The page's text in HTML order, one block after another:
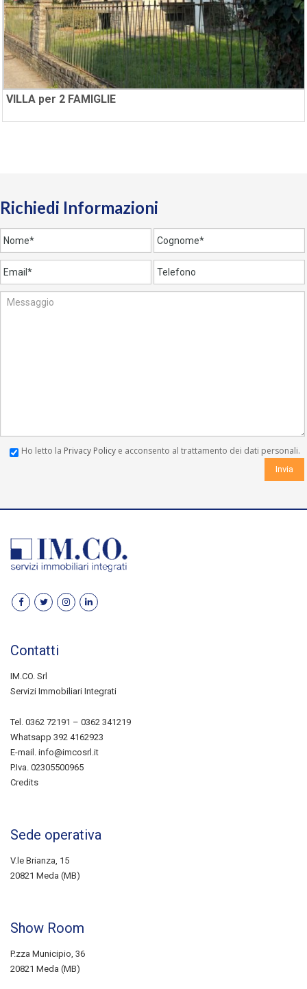
VILLA per 2 FAMIGLIE
Richiedi Informazioni
Ho letto la Privacy Policy e acconsento al trattamento dei dati personali.
Contatti
IM.CO. Srl
Servizi Immobiliari Integrati
Tel. 0362 72191 – 0362 341219
Whatsapp 392 4162923
E-mail. info@imcosrl.it
P.Iva. 02305500965
Credits
Sede operativa
V.le Brianza, 15
20821 Meda (MB)
Show Room
P.zza Municipio, 36
20821 Meda (MB)